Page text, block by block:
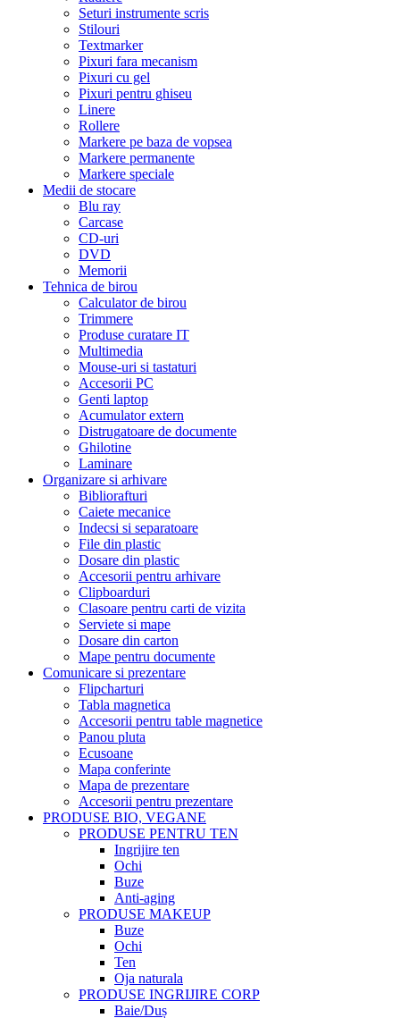
Seturi instrumente scris
Stilouri
Textmarker
Pixuri fara mecanism
Pixuri cu gel
Pixuri pentru ghiseu
Linere
Rollere
Markere pe baza de vopsea
Markere permanente
Markere speciale
Medii de stocare
Blu ray
Carcase
CD-uri
DVD
Memorii
Tehnica de birou
Calculator de birou
Trimmere
Produse curatare IT
Multimedia
Mouse-uri si tastaturi
Accesorii PC
Genti laptop
Acumulator extern
Distrugatoare de documente
Ghilotine
Laminare
Organizare si arhivare
Bibliorafturi
Caiete mecanice
Indecsi si separatoare
File din plastic
Dosare din plastic
Accesorii pentru arhivare
Clipboarduri
Clasoare pentru carti de vizita
Serviete si mape
Dosare din carton
Mape pentru documente
Comunicare si prezentare
Flipcharturi
Tabla magnetica
Accesorii pentru table magnetice
Panou pluta
Ecusoane
Mapa conferinte
Mapa de prezentare
Accesorii pentru prezentare
PRODUSE BIO, VEGANE
PRODUSE PENTRU TEN
Ingrijire ten
Ochi
Buze
Anti-aging
PRODUSE MAKEUP
Buze
Ochi
Ten
Oja naturala
PRODUSE INGRIJIRE CORP
Baie/Duș